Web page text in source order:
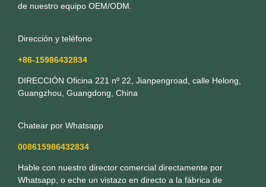
de nuestro equipo OEM/ODM.
Dirección y teléfono
+86-15986432834
DIRECCIÓN Oficina 221 nº 22, Jianpengroad, calle Helong,
Guangzhou, Guangdong, China
Chatear por Whatsapp
008615986432834
Hable con nuestro director comercial directamente por
Whatsapp, o eche un vistazo en directo a la fábrica de